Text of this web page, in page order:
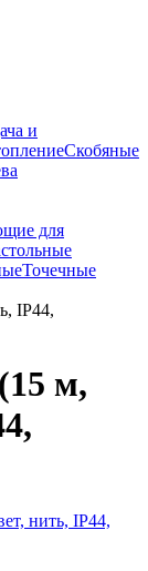
и
Скобяные
для
Точечные
IP44,
м,